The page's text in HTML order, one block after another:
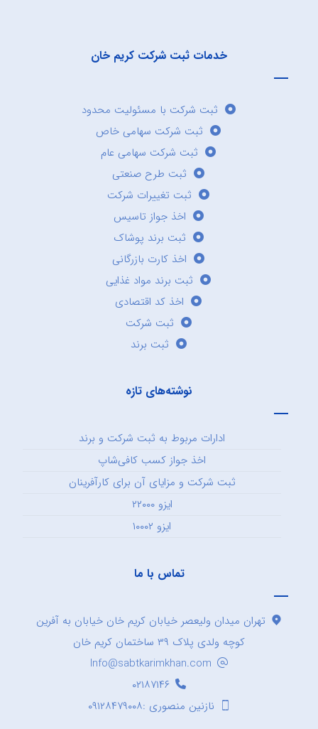
خدمات ثبت شرکت کریم خان
ثبت شرکت با مسئولیت محدود
ثبت شرکت سهامی خاص
ثبت شرکت سهامی عام
ثبت طرح صنعتی
ثبت تغییرات شرکت
اخذ جواز تاسیس
ثبت برند پوشاک
اخذ کارت بازرگانی
ثبت برند مواد غذایی
اخذ کد اقتصادی
ثبت شرکت
ثبت برند
نوشته‌های تازه
ادارات مربوط به ثبت شرکت و برند
اخذ جواز کسب کافی‌شاپ
ثبت شرکت و مزایای آن برای کارآفرینان
ایزو ۲۲۰۰۰
ایزو ۱۰۰۰۲
تماس با ما
تهران میدان ولیعصر خیابان کریم خان خیابان به آفرین
کوچه ولدی پلاک ۳۹ ساختمان کریم خان
Info@sabtkarimkhan.com
۰۲۱۸۷۱۴۶
نازنین منصوری :۰۹۱۲۸۴۷۹۰۰۸